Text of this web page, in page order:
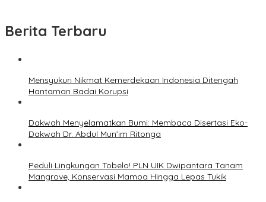
Berita Terbaru
Mensyukuri Nikmat Kemerdekaan Indonesia Ditengah
Hantaman Badai Korupsi
Dakwah Menyelamatkan Bumi: Membaca Disertasi Eko-
Dakwah Dr. Abdul Mun’im Ritonga
Peduli Lingkungan Tobelo! PLN UIK Dwipantara Tanam
Mangrove, Konservasi Mamoa Hingga Lepas Tukik